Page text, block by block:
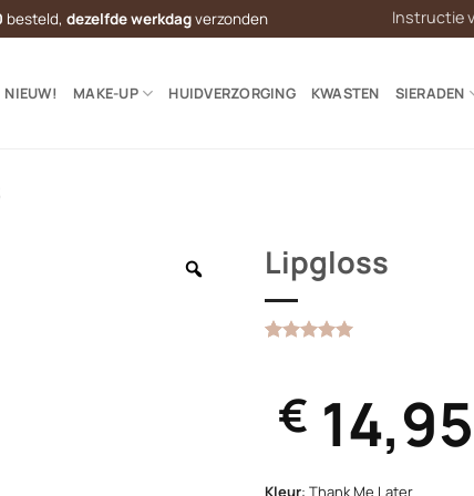
besteld, dezelfde werkdagverzonden Instructie
NIEUW! MAKE-UP HUIDVERZORGING KWASTEN SIERADEN
Lipgloss
op
klantbeoordelingen
€ 14,95
Kleur: Thank Me Later